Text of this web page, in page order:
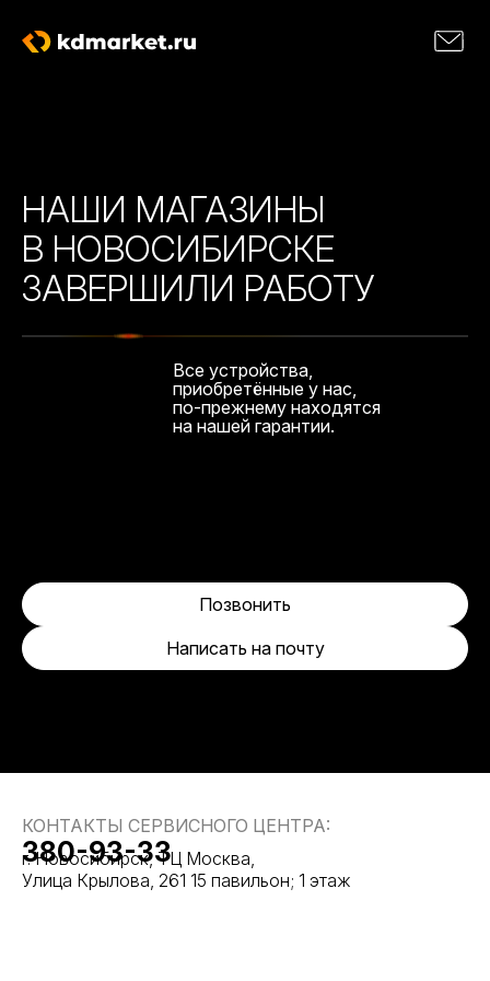
НАШИ МАГАЗИНЫ
В НОВОСИБИРСКЕ
ЗАВЕРШИЛИ РАБОТУ
Все устройства,
приобретённые у нас,
по-прежнему находятся
на нашей гарантии.
Написать на почту
Позвонить
КОНТАКТЫ СЕРВИСНОГО ЦЕНТРА:
г. Новосибирск, ТЦ Москва,
Улица Крылова, 261 15 павильон; 1 этаж
380-93-33